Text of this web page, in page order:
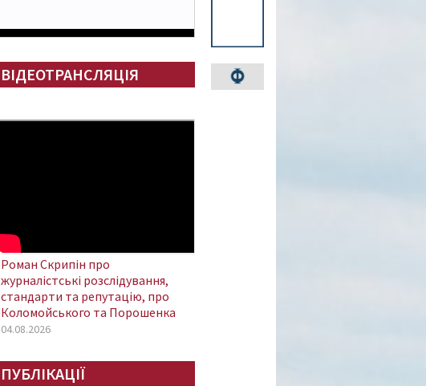
ВІДЕОТРАНСЛЯЦІЯ
Роман Скрипін про
журналістські розслідування,
стандарти та репутацію, про
Коломойського та Порошенка
04.08.2026
ПУБЛІКАЦІЇ